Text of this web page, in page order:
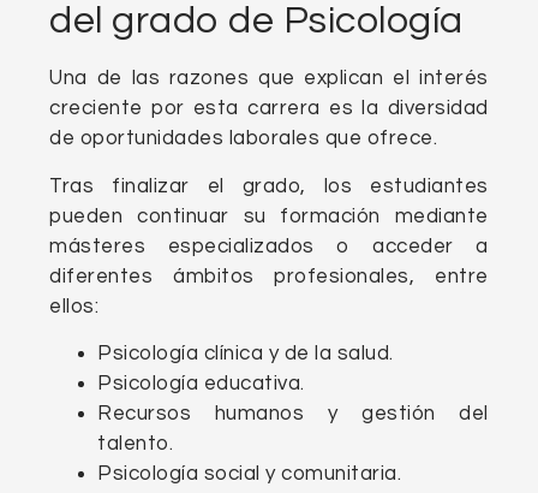
del grado de Psicología
Una de las razones que explican el interés
creciente por esta carrera es la diversidad
de oportunidades laborales que ofrece.
Tras finalizar el grado, los estudiantes
pueden continuar su formación mediante
másteres especializados o acceder a
diferentes ámbitos profesionales, entre
ellos:
Psicología clínica y de la salud.
Psicología educativa.
Recursos humanos y gestión del
talento.
Psicología social y comunitaria.